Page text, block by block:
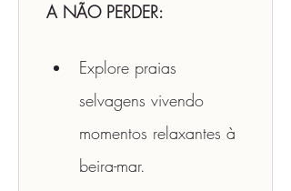
A NÃO PERDER:
Explore praias
selvagens vivendo
momentos relaxantes à
beira-mar.